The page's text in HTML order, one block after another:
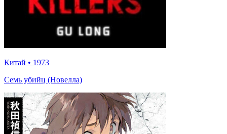
Китай • 1973
Семь убийц (Новелла)